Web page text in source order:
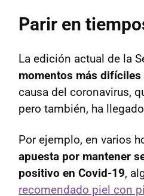
Parir en
La edición actual de la
momentos más
causa del coronavirus,
pero también, ha
Por ejemplo, en varios
apuesta por mantener
positivo en Covid-19,
recomendado piel con